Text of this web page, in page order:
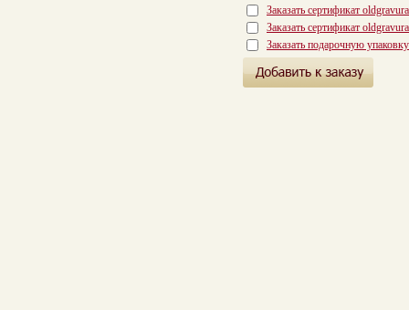
Заказать сертификат
Заказать сертификат
Заказать подарочную